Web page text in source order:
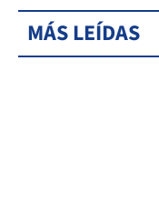
MÁS LEÍDAS